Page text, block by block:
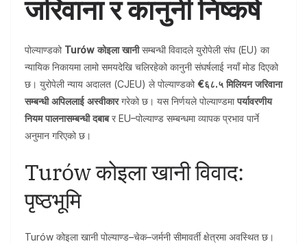
जरिवाना र कानुनी निष्कर्ष
पोल्याण्डको Turów कोइला खानीसम्बन्धी विवादले युरोपेली संघ (EU) का
न्यायिक निकायमा लामो समयदेखि चलिरहेको कानुनी संघर्षलाई नयाँ मोड दिएको
छ। युरोपेली न्याय अदालत (CJEU) ले पोल्याण्डको €६८.५ मिलियन जरिवाना
सम्बन्धी अपिललाई अस्वीकारगरेको छ। यस निर्णयले पोल्याण्डमापर्यावरणीय
नियम पालनासम्बन्धी दबाबर EU–पोल्याण्ड सम्बन्धमा व्यापक प्रभाव पार्ने
अनुमान गरिएको छ।
Turów कोइला खानी विवाद:
पृष्ठभूमि
Turów कोइला खानी पोल्याण्ड–चेक–जर्मनी सीमावर्ती क्षेत्रमा अवस्थित छ।